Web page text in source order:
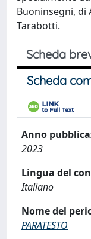
Buoninsegni, di
Tarabotti.
Scheda
Scheda
Anno
2023
Lingua del
Italiano
Nome del
PARATESTO